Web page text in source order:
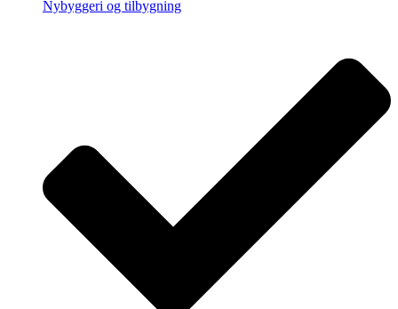
Nybyggeri og tilbygning